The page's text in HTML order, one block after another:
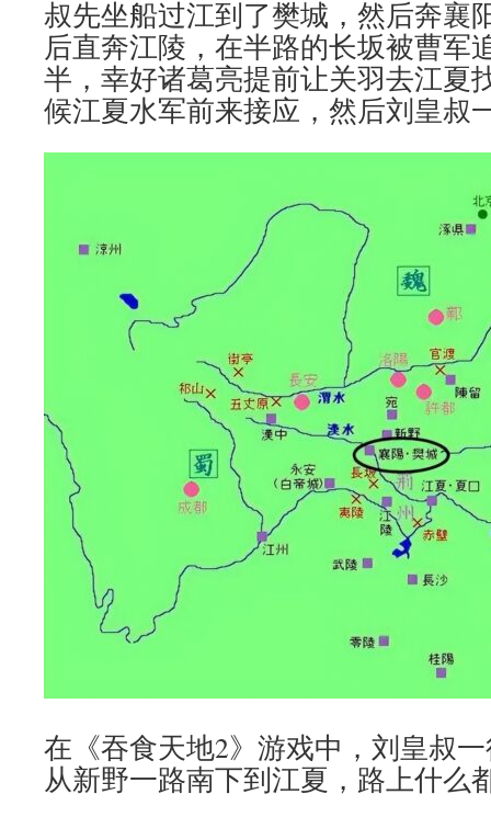
叔先坐船过江到了樊城，然后奔襄
后直奔江陵，在半路的长坂被曹军
半，幸好诸葛亮提前让关羽去江夏
候江夏水军前来接应，然后刘皇叔
在《吞食天地2》游戏中，刘皇叔
从新野一路南下到江夏，路上什么